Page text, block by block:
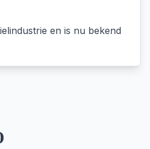
en is nu bekend